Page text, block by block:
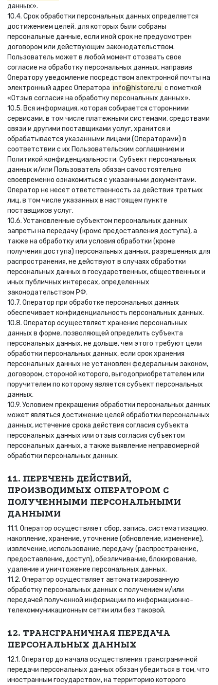
данных».
10.4. Срок обработки персональных данных определяется
достижением целей, для которых были собраны
персональные данные, если иной срок не предусмотрен
договором или действующим законодательством.
Пользователь может в любой момент отозвать свое
согласие на обработку персональных данных, направив
Оператору уведомление посредством электронной почты на
электронный адрес Оператора info@hlstore.ru с пометкой
«Отзыв согласия на обработку персональных данных».
10.5. Вся информация, которая собирается сторонними
сервисами, в том числе платежными системами, средствами
связи и другими поставщиками услуг, хранится и
обрабатывается указанными лицами (Операторами) в
соответствии с их Пользовательским соглашением и
Политикой конфиденциальности. Субъект персональных
данных и/или Пользователь обязан самостоятельно
своевременно ознакомиться с указанными документами.
Оператор не несет ответственность за действия третьих
лиц, в том числе указанных в настоящем пункте
поставщиков услуг.
10.6. Установленные субъектом персональных данных
запреты на передачу (кроме предоставления доступа), а
также на обработку или условия обработки (кроме
получения доступа) персональных данных, разрешенных для
распространения, не действуют в случаях обработки
персональных данных в государственных, общественных и
иных публичных интересах, определенных
законодательством РФ.
10.7. Оператор при обработке персональных данных
обеспечивает конфиденциальность персональных данных.
10.8. Оператор осуществляет хранение персональных
данных в форме, позволяющей определить субъекта
персональных данных, не дольше, чем этого требуют цели
обработки персональных данных, если срок хранения
персональных данных не установлен федеральным законом,
договором, стороной которого, выгодоприобретателем или
поручителем по которому является субъект персональных
данных.
10.9. Условием прекращения обработки персональных данных
может являться достижение целей обработки персональных
данных, истечение срока действия согласия субъекта
персональных данных или отзыв согласия субъектом
персональных данных, а также выявление неправомерной
обработки персональных данных.
11. ПЕРЕЧЕНЬ ДЕЙСТВИЙ,
ПРОИЗВОДИМЫХ ОПЕРАТОРОМ С
ПОЛУЧЕННЫМИ ПЕРСОНАЛЬНЫМИ
ДАННЫМИ
11.1. Оператор осуществляет сбор, запись, систематизацию,
накопление, хранение, уточнение (обновление, изменение),
извлечение, использование, передачу (распространение,
предоставление, доступ), обезличивание, блокирование,
удаление и уничтожение персональных данных.
11.2. Оператор осуществляет автоматизированную
обработку персональных данных с получением и/или
передачей полученной информации по информационно-
телекоммуникационным сетям или без таковой.
12. ТРАНСГРАНИЧНАЯ ПЕРЕДАЧА
ПЕРСОНАЛЬНЫХ ДАННЫХ
12.1. Оператор до начала осуществления трансграничной
передачи персональных данных обязан убедиться в том, что
иностранным государством, на территорию которого